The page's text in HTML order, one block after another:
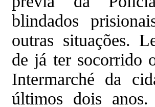
blindados
outras situações.
de já ter socorrido
Intermarché da
últimos dois